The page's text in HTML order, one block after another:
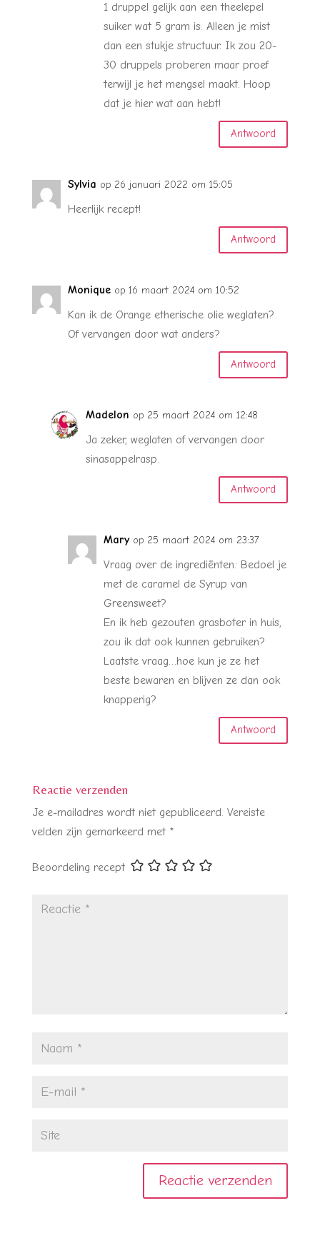
1 druppel gelijk aan een theelepel
suiker wat 5 gram is. Alleen je mist
dan een stukje structuur. Ik zou 20-
30 druppels proberen maar proef
terwijl je het mengsel maakt. Hoop
dat je hier wat aan hebt!
Antwoord
Sylvia op 26 januari 2022 om 15:05
Heerlijk recept!
Antwoord
Monique op 16 maart 2024 om 10:52
Kan ik de Orange etherische olie weglaten?
Of vervangen door wat anders?
Antwoord
Madelon op 25 maart 2024 om 12:48
Ja zeker, weglaten of vervangen door
sinasappelrasp.
Antwoord
Mary op 25 maart 2024 om 23:37
Vraag over de ingrediënten: Bedoel je
met de caramel de Syrup van
Greensweet?
En ik heb gezouten grasboter in huis,
zou ik dat ook kunnen gebruiken?
Laatste vraag…hoe kun je ze het
beste bewaren en blijven ze dan ook
knapperig?
Antwoord
Reactie verzenden
Je e-mailadres wordt niet gepubliceerd. Vereiste
velden zijn gemarkeerd met *
Beoordeling recept